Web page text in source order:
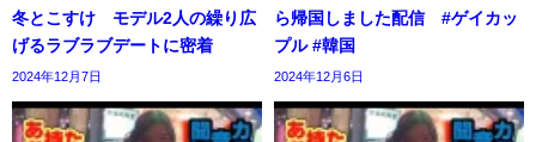
冬とこすけ モデル2人の繰り広
げるラブラブデートに密着
2024年12月7日
ら帰国しました配信 #ゲイカッ
プル #韓国
2024年12月6日